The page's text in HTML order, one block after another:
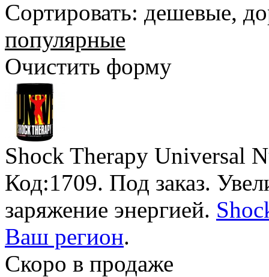
Сортировать: дешевые,
популярные
Очистить форму
Shock Therapy Universal
Код:1709. Под заказ.
заряжение энергией.
Ваш регион.
Скоро в продаже